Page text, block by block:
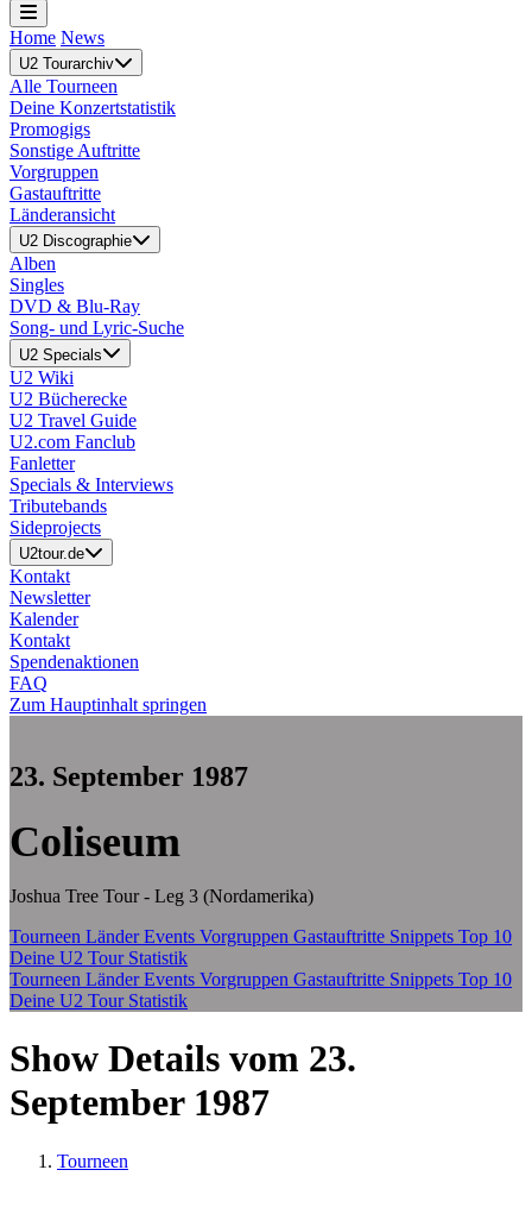
Home News
U2 Tourarchiv
Alle Tourneen
Deine Konzertstatistik
Promogigs
Sonstige Auftritte
Vorgruppen
Gastauftritte
Länderansicht
U2 Discographie
Alben
Singles
DVD & Blu-Ray
Song- und Lyric-Suche
U2 Specials
U2 Wiki
U2 Bücherecke
U2 Travel Guide
U2.com Fanclub
Fanletter
Specials & Interviews
Tributebands
Sideprojects
U2tour.de
Kontakt
Newsletter
Kalender
Kontakt
Spendenaktionen
FAQ
Zum Hauptinhalt springen
23. September 1987
Coliseum
Joshua Tree Tour - Leg 3 (Nordamerika)
Tourneen LänderEvents Vorgruppen Gastauftritte Snippets Top 10
Deine U2 Tour Statistik
Tourneen LänderEvents Vorgruppen Gastauftritte Snippets Top 10
Deine U2 Tour Statistik
Show Details vom 23.
September 1987
Tourneen